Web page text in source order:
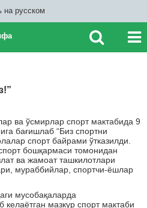
на русском
ва ўсмирлар спорт мактабида 9
бағишлаб “Биз спортни
спорт байрами ўтказилди.
бошқармаси томонидан
ва жамоат ташкилотлари
мураббийлар, спортчи-ёшлар
мусобақаларда
мазкур спорт мактаби